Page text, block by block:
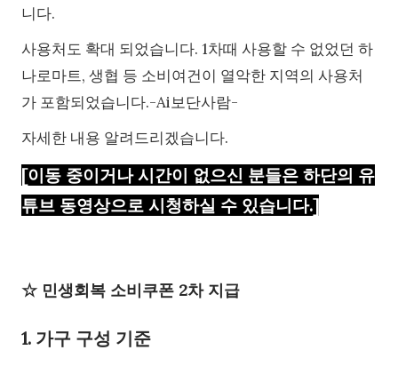
니다.
사용처도 확대 되었습니다. 1차때 사용할 수 없었던 하
나로마트, 생협 등 소비여건이 열악한 지역의 사용처
가 포함되었습니다.-Ai보단사람-
자세한 내용 알려드리겠습니다.
[이동 중이거나 시간이 없으신 분들은 하단의 유
튜브 동영상으로 시청하실 수 있습니다.]
☆ 민생회복 소비쿠폰 2차 지급
1. 가구 구성 기준